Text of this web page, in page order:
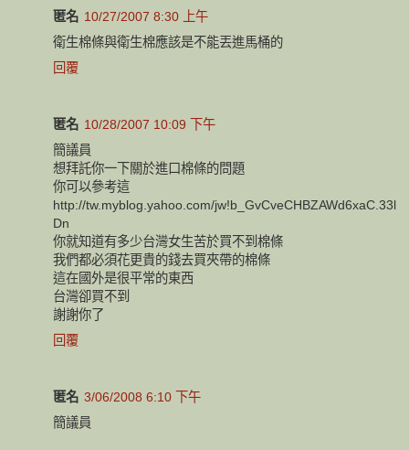
匿名 10/27/2007 8:30 上午
衛生棉條與衛生棉應該是不能丟進馬桶的
回覆
匿名 10/28/2007 10:09 下午
簡議員
想拜託你一下關於進口棉條的問題
你可以參考這
http://tw.myblog.yahoo.com/jw!b_GvCveCHBZAWd6xaC.33l
Dn
你就知道有多少台灣女生苦於買不到棉條
我們都必須花更貴的錢去買夾帶的棉條
這在國外是很平常的東西
台灣卻買不到
謝謝你了
回覆
匿名 3/06/2008 6:10 下午
簡議員